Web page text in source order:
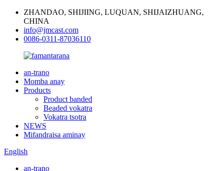
ZHANDAO, SHIJIING, LUQUAN, SHIJAIZHUANG,
CHINA
info@jmcast.com
0086-0311-87036110
an-trano
Momba anay
Products
Product banded
Beaded vokatra
Vokatra tsotra
NEWS
Mifandraisa aminay
English
an-trano